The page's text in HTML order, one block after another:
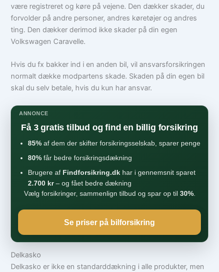
være registreret og køre på vejene. Den dækker skader, du
forvolder på andre personer, andres køretøjer og andres
ting. Den dækker derimod ikke skader på din egen
Volkswagen Caravelle.
Hvis du fx bakker ind i en anden bil, vil ansvarsforsikringen
normalt dække modpartens skade. Skaden på din egen bil
skal du selv betale, hvis du kun har ansvar.
ANNONCE
Få 3 gratis tilbud og find en billig forsikring
85% af dem der skifter forsikringsselskab, sparer penge
80% får bedre forsikringsdækning
Brugere af Findforsikring.dk har i gennemsnit sparet
2.700 kr– og fået bedre dækning
Vælg forsikringer, sammenlign tilbud og spar op til 30%.
Se priser på bilforsikring
Delkasko
Delkasko er ikke en standarddækning i alle produkter, men